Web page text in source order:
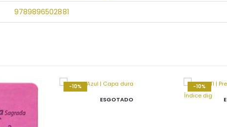
9789896502881
-10%
ESGOTADO
-10%